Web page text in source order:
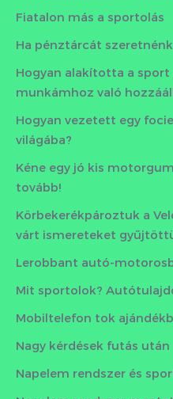
Fiatalon más a sportolás
Ha pénztárcát
Hogyan alakította a
munkámhoz való
Hogyan vezetett egy
világába?
Kéne egy jó kis
tovább!
Körbekerékpároztuk a
várt ismereteket
Lerobbant autó-
Mit sportolok?
Mobiltelefon tok
Nagy kérdések futás után
Napelem rendszer és